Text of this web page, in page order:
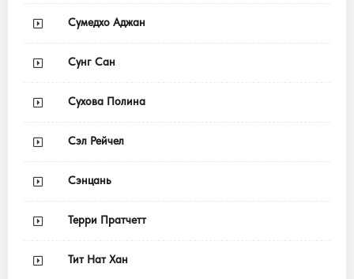
Сумедхо Аджан
Сунг Сан
Сухова Полина
Сэл Рейчел
Сэнцань
Терри Пратчетт
Тит Нат Хан